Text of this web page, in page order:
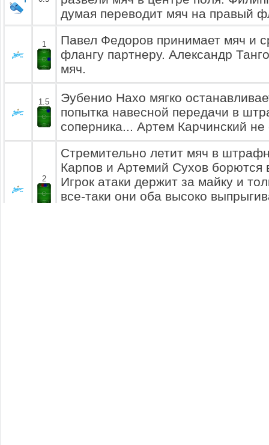
думая переводит мяч на правый
1
Павел Федоров принимает мяч и
флангу партнеру. Александр
мяч.
1.5
Эубенио Нахо мягко
попытка навесной передачи в
соперника... Артем Карчинский не
2
Стремительно летит мяч в
Карпов и Артемий Сухов борются
Игрок атаки держит за майку и
все-таки они оба высоко